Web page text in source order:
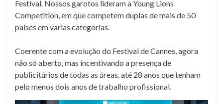
Festival. Nossos garotos lideram a Young Lions
Competition, em que competem duplas de mais de 50
paises em várias categorias.
Coerente com a evolução do Festival de Cannes, agora
não só aberto, mas incentivando a presença de
publicitários de todas as áreas, até 28 anos que tenham
pelo menos dois anos de trabalho profissional.